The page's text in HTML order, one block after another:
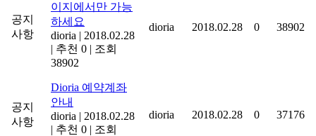
공지
사항
이지에서만 가능
하세요
dioria | 2018.02.28
| 추천 0 | 조회
38902
dioria 2018.02.28 0 38902
공지
사항
Dioria 예약계좌
안내
dioria | 2018.02.28
| 추천 0 | 조회
dioria 2018.02.28 0 37176